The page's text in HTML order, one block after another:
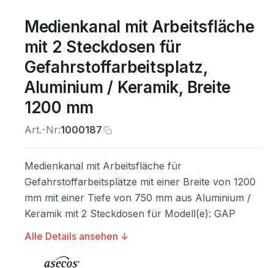
Medienkanal mit Arbeitsfläche
mit 2 Steckdosen für
Gefahrstoffarbeitsplatz,
Aluminium / Keramik, Breite
1200 mm
Art.-Nr:1000187
Medienkanal mit Arbeitsfläche für
Gefahrstoffarbeitsplätze mit einer Breite von 1200
mm mit einer Tiefe von 750 mm aus Aluminium /
Keramik mit 2 Steckdosen für Modell(e): GAP
Alle Details ansehen ↓